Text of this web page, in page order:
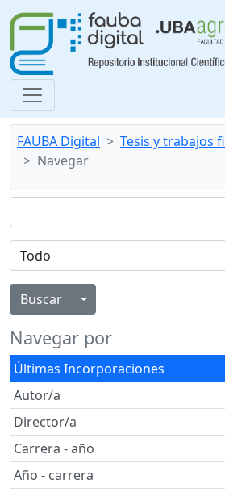
FAUBA Digital
Tesis y trabajos
Navegar
Alternar menú
Navegar por
Últimas Incorporaciones
Autor/a
Director/a
Carrera - año
Año - carrera